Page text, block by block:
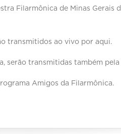
Filarmônica de Minas Gerais
transmitidos ao vivo por aqui.
serão transmitidas também pela
Amigos da Filarmônica.